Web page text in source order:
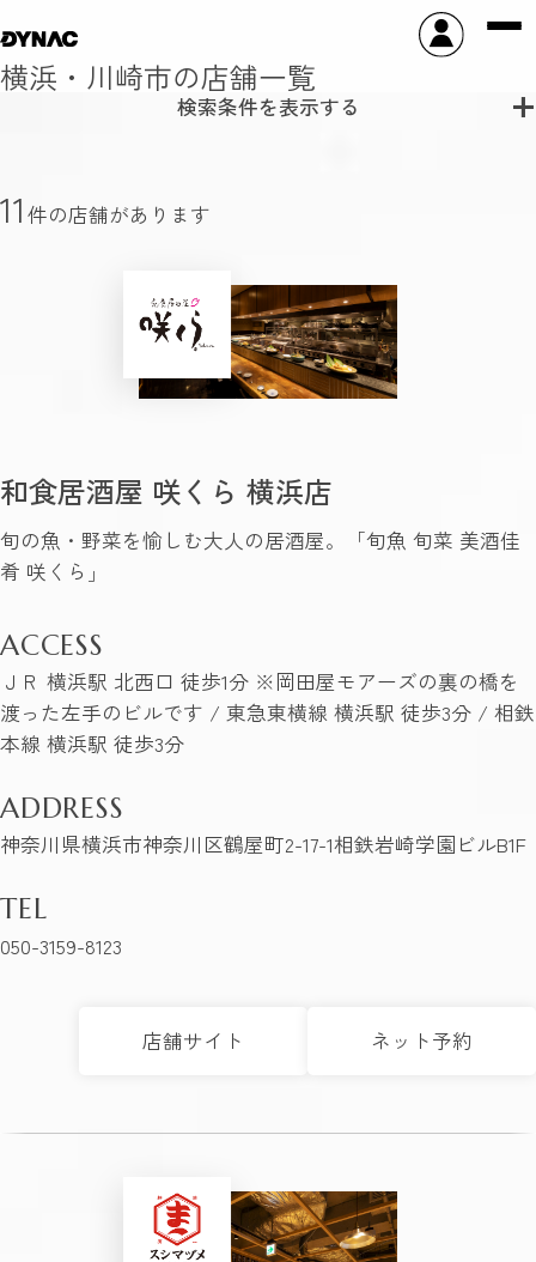
横浜・川崎市の店舗一覧
検索条件を表示する
11 件の店舗があります
和食居酒屋 咲くら 横浜店
旬の魚・野菜を愉しむ大人の居酒屋。「旬魚 旬菜 美酒佳
肴 咲くら」
ACCESS
ＪＲ 横浜駅 北西口 徒歩1分 ※岡田屋モアーズの裏の橋を
渡った左手のビルです / 東急東横線 横浜駅 徒歩3分 / 相鉄
本線 横浜駅 徒歩3分
ADDRESS
神奈川県横浜市神奈川区鶴屋町2-17-1相鉄岩崎学園ビルB1F
TEL
050-3159-8123
店舗サイト ネット予約